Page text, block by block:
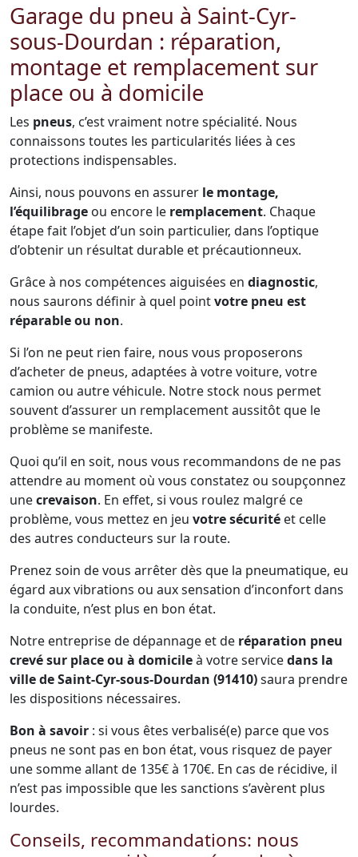
Garage du pneu à Saint-Cyr-
sous-Dourdan : réparation,
montage et remplacement sur
place ou à domicile
Les pneus, c’est vraiment notre spécialité. Nous
connaissons toutes les particularités liées à ces
protections indispensables.
Ainsi, nous pouvons en assurer le montage,
l’équilibrage ou encore le remplacement. Chaque
étape fait l’objet d’un soin particulier, dans l’optique
d’obtenir un résultat durable et précautionneux.
Grâce à nos compétences aiguisées en diagnostic,
nous saurons définir à quel pointvotre pneu est
réparable ou non.
Si l’on ne peut rien faire, nous vous proposerons
d’acheter de pneus, adaptées à votre voiture, votre
camion ou autre véhicule. Notre stock nous permet
souvent d’assurer un remplacement aussitôt que le
problème se manifeste.
Quoi qu’il en soit, nous vous recommandons de ne pas
attendre au moment où vous constatez ou soupçonnez
unecrevaison. En effet, si vous roulez malgré ce
problème, vous mettez en jeu votre sécurité et celle
des autres conducteurs sur la route.
Prenez soin de vous arrêter dès que la pneumatique, eu
égard aux vibrations ou aux sensation d’inconfort dans
la conduite, n’est plus en bon état.
Notre entreprise de dépannage et de réparation pneu
crevé sur place ou à domicileà votre servicedans la
ville de Saint-Cyr-sous-Dourdan (91410)saura prendre
les dispositions nécessaires.
Bon à savoir : si vous êtes verbalisé(e) parce que vos
pneus ne sont pas en bon état, vous risquez de payer
une somme allant de 135€ à 170€. En cas de récidive, il
n’est pas impossible que les sanctions s’avèrent plus
lourdes.
Conseils, recommandations: nous